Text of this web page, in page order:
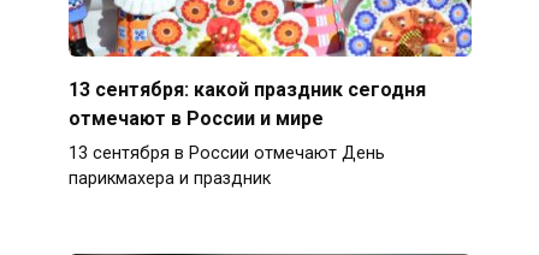
13 сентября: какой праздник сегодня
отмечают в России и мире
13 сентября в России отмечают День
парикмахера и праздник